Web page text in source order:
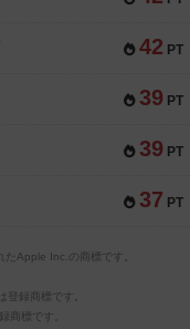
42 PT
39 PT
39 PT
37 PT
Apple Inc.の商標です。
録商標です。
商標です。